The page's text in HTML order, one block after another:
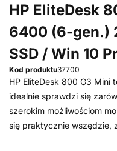
HP EliteDesk
6400 (6-gen.)
SSD / Win 10
Kod produktu37700
HP EliteDesk 800 G3 Mini
idealnie sprawdzi się
szerokim możliwościom
się praktycznie wszędzie,